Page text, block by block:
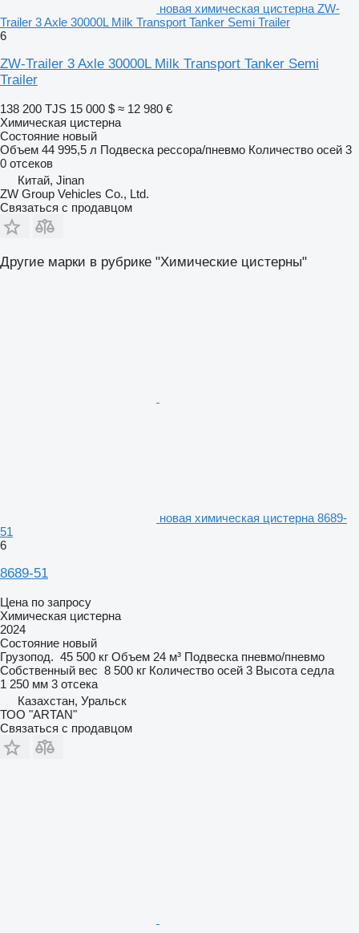
новая химическая цистерна ZW-
Trailer 3 Axle 30000L Milk Transport Tanker Semi Trailer
6
ZW-Trailer 3 Axle 30000L Milk Transport Tanker Semi
Trailer
138 200 TJS 15 000 $ ≈ 12 980 €
Химическая цистерна
Состояние новый
Объем 44 995,5 л Подвеска рессора/пневмо Количество осей 3
0 отсеков
Китай, Jinan
ZW Group Vehicles Co., Ltd.
Связаться с продавцом
Другие марки в рубрике "Химические цистерны"
новая химическая цистерна 8689-
51
6
8689-51
Цена по запросу
Химическая цистерна
2024
Состояние новый
Грузопод. 45 500 кг Объем 24 м³ Подвеска пневмо/пневмо
Собственный вес 8 500 кг Количество осей 3 Высота седла
1 250 мм 3 отсека
Казахстан, Уральск
ТОО "ARTAN"
Связаться с продавцом